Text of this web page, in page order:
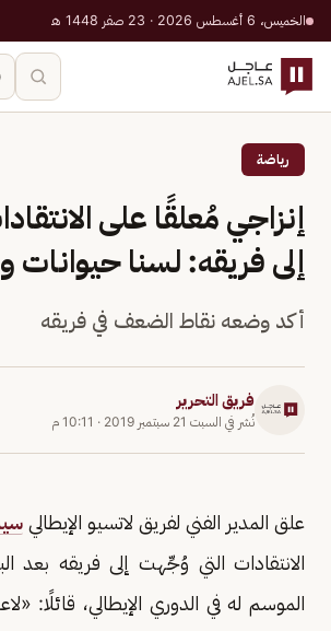
الخميس، 6 أغسطس 2026 · 23 صفر 1448 هـ
رياضة
إنزاجي مُعلقًا على
إلى فريقه: لسنا حيوانات
أكد وضعه نقاط الضعف في فريقه
فريق التحرير
نُشر في السبت 21 سبتمبر 2019 · 10:11 م
علق المدير الفني لفريق لاتسيو الإيطالي
الانتقادات التي وُجِّهت إلى فريقه بعد
الموسم له في الدوري الإيطالي، قائلًا: